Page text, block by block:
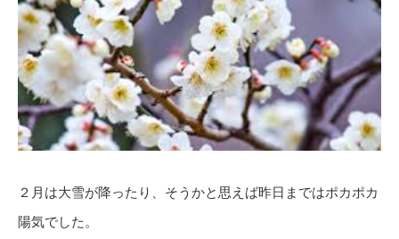
２月は大雪が降ったり、そうかと思えば昨日まではポカポカ
陽気でした。